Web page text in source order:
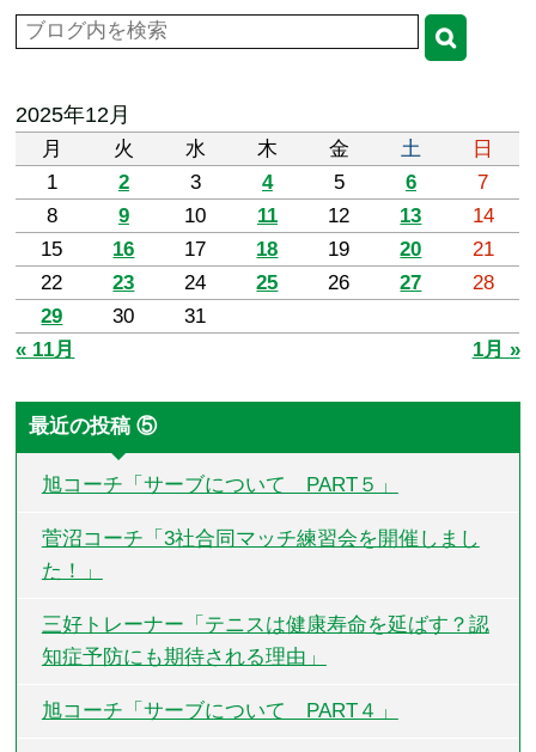
2025年12月
月 火 水 木 金 土
日
1
2 3 4 5 6
7
8
9 10 11 12 13
14
15
16 17 18 19 20
21
22
23 24 25 26 27
28
29
30
31
« 11月
1月 »
最近の投稿 ⑤
旭コーチ「サーブについて PART５」
菅沼コーチ「3社合同マッチ練習会を開催しまし
た！」
三好トレーナー「テニスは健康寿命を延ばす？認
知症予防にも期待される理由」
旭コーチ「サーブについて PART４」